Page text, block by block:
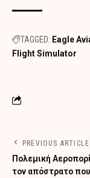
TAGGED: Eagle
Flight Simulator
PREVIOUS ARTICLE
Πολεμική
τον απόστρατο